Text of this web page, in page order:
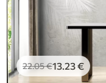
22.05€13.23€